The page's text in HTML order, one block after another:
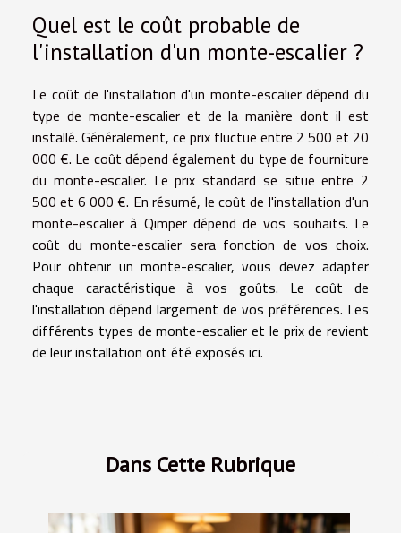
Quel est le coût probable de
l'installation d'un monte-escalier ?
Le coût de l'installation d'un monte-escalier dépend du
type de monte-escalier et de la manière dont il est
installé. Généralement, ce prix fluctue entre 2 500 et 20
000 €. Le coût dépend également du type de fourniture
du monte-escalier. Le prix standard se situe entre 2
500 et 6 000 €. En résumé, le coût de l'installation d'un
monte-escalier à Qimper dépend de vos souhaits. Le
coût du monte-escalier sera fonction de vos choix.
Pour obtenir un monte-escalier, vous devez adapter
chaque caractéristique à vos goûts. Le coût de
l'installation dépend largement de vos préférences. Les
différents types de monte-escalier et le prix de revient
de leur installation ont été exposés ici.
Dans Cette Rubrique